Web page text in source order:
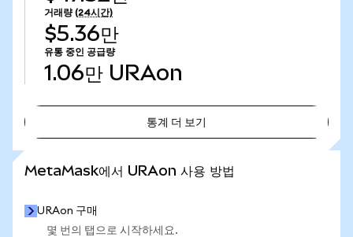
거래량 (24시간)
$5.36만
유통 중인 공급량
1.06만 URAon
통계 더 보기
MetaMask에서 URAon 사용 방법
URAon 구매
몇 번의 탭으로 시작하세요.